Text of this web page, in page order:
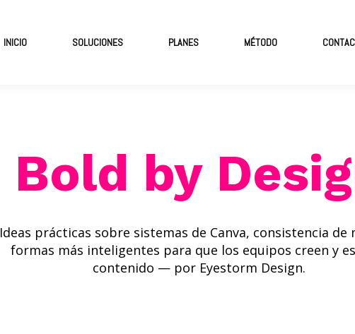
INICIO SOLUCIONES PLANES MÉTODO
Bold by
Ideas prácticas sobre sistemas de Canva, consistencia de
formas más inteligentes para que los equipos creen y
contenido — por Eyestorm Design.